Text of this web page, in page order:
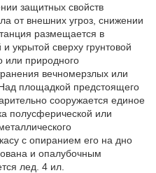
защитных свойств
от внешних угроз, снижении
размещается в
укрытой сверху грунтовой
или природного
вечномерзлых или
площадкой предстоящего
сооружается единое
полусферической или
с опиранием его на дно
и опалубочным
лед. 4 ил.